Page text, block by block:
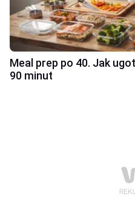
Meal prep po 40. Jak
90 minut